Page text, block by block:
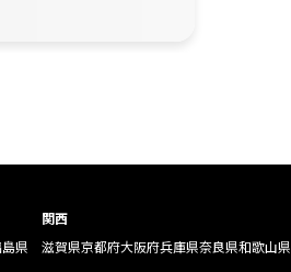
県
関西
滋賀県京都府大阪府兵庫県奈良県和歌山県